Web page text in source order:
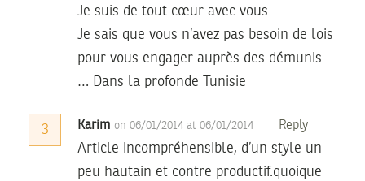
Je suis de tout cœur avec vous
Je sais que vous n’avez pas besoin de lois
pour vous engager auprès des démunis
… Dans la profonde Tunisie
3 Karim on 06/01/2014 at 06/01/2014 Reply
Article incompréhensible, d’un style un
peu hautain et contre productif.quoique